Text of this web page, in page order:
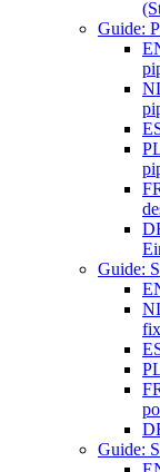
Guide:
Guide:
Guide: